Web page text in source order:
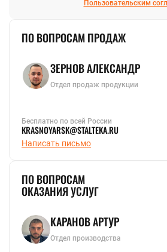
Пользовательским
ПО ВОПРОСАМ ПРОДАЖ
ЗЕРНОВ АЛЕКСАНДР
Отдел продаж продукции
Бесплатно по всей России
KRASNOYARSK@STALTEKA.RU
Написать письмо
ПО ВОПРОСАМ
ОКАЗАНИЯ УСЛУГ
КАРАНОВ АРТУР
Отдел производства